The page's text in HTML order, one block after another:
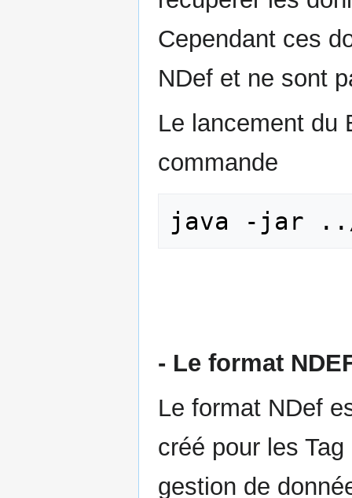
Cependant ces
NDef et ne sont
Le lancement du
commande
java -jar ../
- Le format
Le format NDef
créé pour les
gestion de